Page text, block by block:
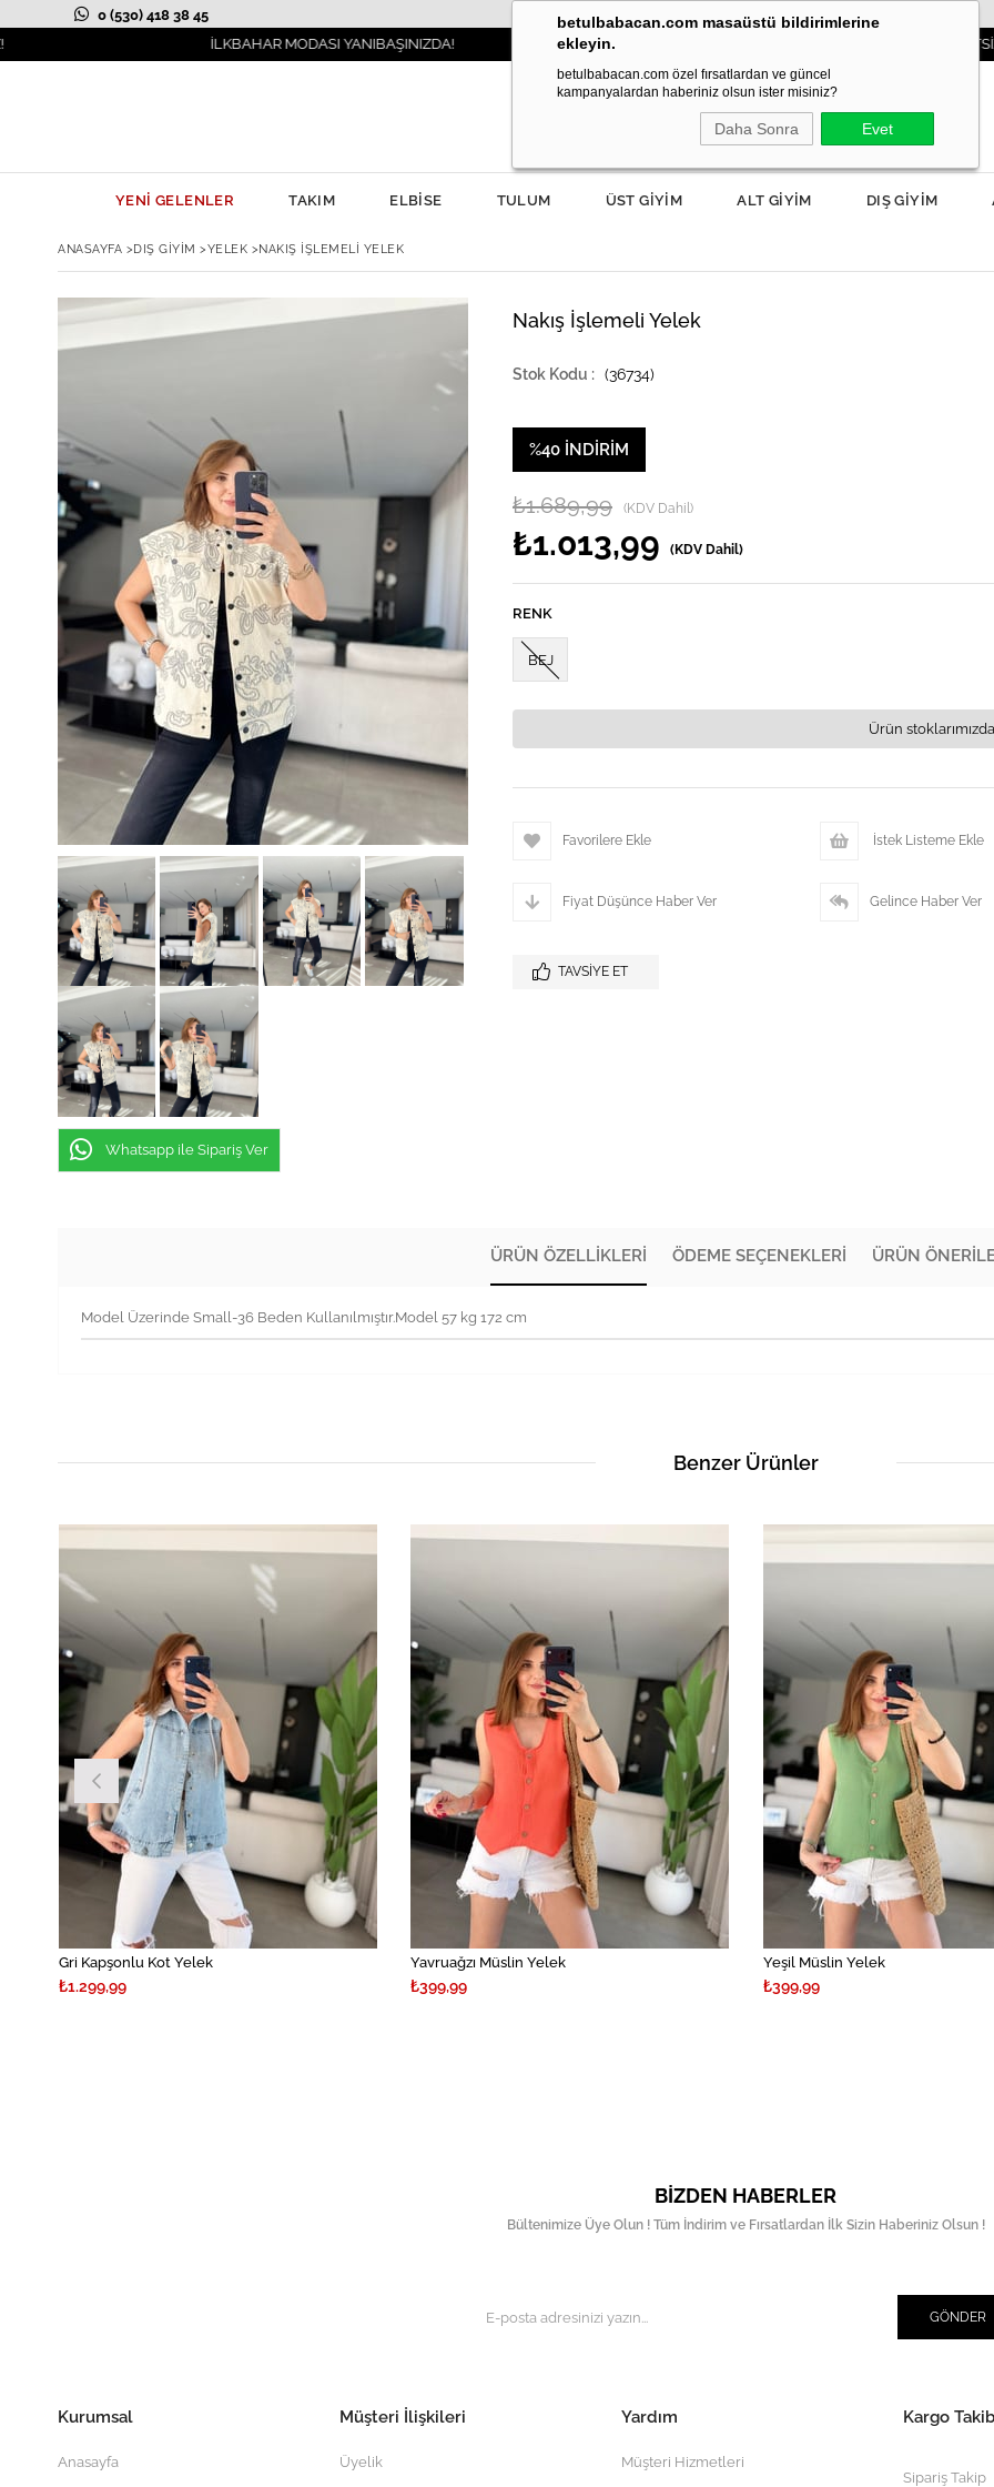
0 (530) 418 38 45
İLKBAHAR MODASI YANIBAŞINIZDA!
3000TL VE ÜZERİ SİPARİŞLERDE KARGO ÜCRETSİZ!
betulbabacan.com masaüstü bildirimlerine
ekleyin.
betulbabacan.com özel fırsatlardan ve güncel
kampanyalardan haberiniz olsun ister misiniz?
Daha Sonra Evet
YENİ GELENLER TAKIM ELBİSE TULUM ÜST GİYİM ALT GİYİM DIŞ GİYİM
ANASAYFA >DIŞ GİYİM >YELEK >NAKIŞ İŞLEMELI YELEK
Whatsapp ile Sipariş Ver
Nakış İşlemeli Yelek
(36734)
%40 İNDIRIM
₺1.689,99 (KDV Dahil)
₺1.013,99 (KDV Dahil)
RENK
BEJ
Ürün
Favorilere Ekle İstek Listeme Ekle
Fiyat Düşünce Haber Ver Gelince Haber Ver
TAVSIYE ET
ÜRÜN ÖZELLIKLERI ÖDEME SEÇENEKLERI ÜRÜN
Model Üzerinde Small-36 Beden Kullanılmıştır.Model 57 kg 172 cm
Benzer Ürünler
Gri Kapşonlu Kot Yelek
₺1.299,99
Yavruağzı Müslin Yelek
₺399,99
Yeşil Müslin Yelek
₺399,99
BIZDEN HABERLER
Bültenimize Üye Olun ! Tüm İndirim ve Fırsatlardan İlk Sizin Haberiniz Olsun !
GÖNDER
Kurumsal
Anasayfa
Müşteri İlişkileri
Üyelik
Yardım
Müşteri Hizmetleri
Kargo
Sipariş Takip